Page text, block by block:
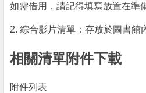
如需借用，請記得填寫放置在準
2. 綜合影片清單：存放於圖書館
相關清單附件下載
附件列表